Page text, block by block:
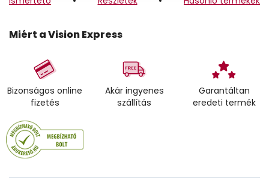
Miért a Vision Express
Bizonságos online
fizetés
Akár ingyenes
szállítás
Garantáltan
eredeti termék